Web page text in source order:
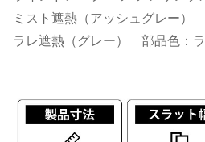
ミスト遮熱（アッシュグレー）
ラレ遮熱（グレー） 部品色：